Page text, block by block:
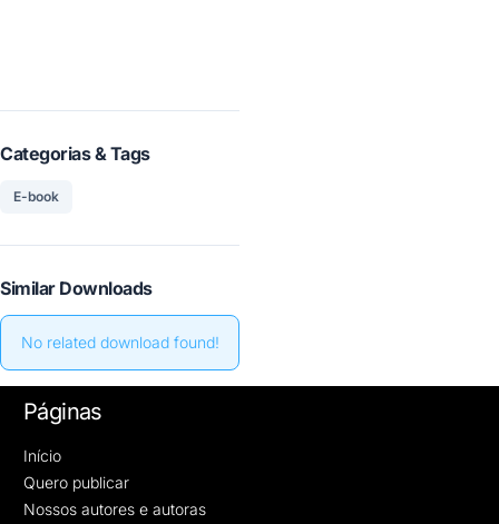
Categorias & Tags
E-book
Similar Downloads
No related download found!
Páginas
Início
Quero publicar
Nossos autores e autoras